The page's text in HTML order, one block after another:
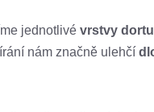
jednotlivé vrstvy dortu
nám značně ulehčí